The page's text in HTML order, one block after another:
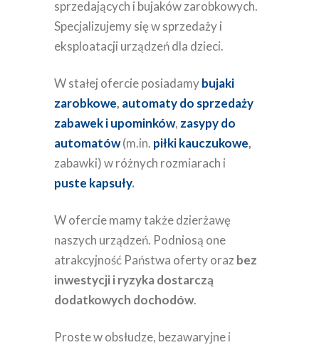
sprzedających i bujaków zarobkowych.
Specjalizujemy się w sprzedaży i
eksploatacji urządzeń dla dzieci.
W stałej ofercie posiadamybujaki
zarobkowe, automaty do sprzedaży
zabawek i upominków, zasypy do
automatów(m.in. piłki kauczukowe,
zabawki) w różnych rozmiarach i
puste kapsuły.
W ofercie mamy także dzierżawę
naszych urządzeń. Podniosą one
atrakcyjność Państwa oferty oraz bez
inwestycji i ryzyka dostarczą
dodatkowych dochodów.
Proste w obsłudze, bezawaryjne i